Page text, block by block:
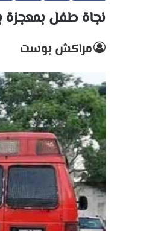
نجاة طفل بمعجزة
مراكش بوست